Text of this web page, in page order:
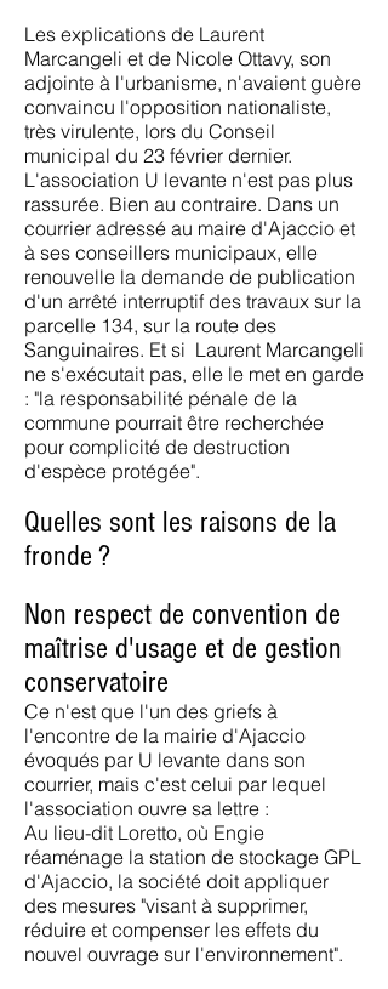
Les explications de Laurent
Marcangeli et de Nicole Ottavy, son
adjointe à l'urbanisme, n'avaient guère
convaincu l'opposition nationaliste,
très virulente, lors du Conseil
municipal du 23 février dernier.
L'association U levante n'est pas plus
rassurée. Bien au contraire. Dans un
courrier adressé au maire d'Ajaccio et
à ses conseillers municipaux, elle
renouvelle la demande de publication
d'un arrêté interruptif des travaux sur la
parcelle 134, sur la route des
Sanguinaires. Et si Laurent Marcangeli
ne s'exécutait pas, elle le met en garde
: "la responsabilité pénale de la
commune pourrait être recherchée
pour complicité de destruction
d'espèce protégée".
Quelles sont les raisons de la
fronde ?
Non respect de convention de
maîtrise d'usage et de gestion
conservatoire
Ce n'est que l'un des griefs à
l'encontre de la mairie d'Ajaccio
évoqués par U levante dans son
courrier, mais c'est celui par lequel
l'association ouvre sa lettre :
Au lieu-dit Loretto, où Engie
réaménage la station de stockage GPL
d'Ajaccio, la société doit appliquer
des mesures "visant à supprimer,
réduire et compenser les effets du
nouvel ouvrage sur l'environnement".